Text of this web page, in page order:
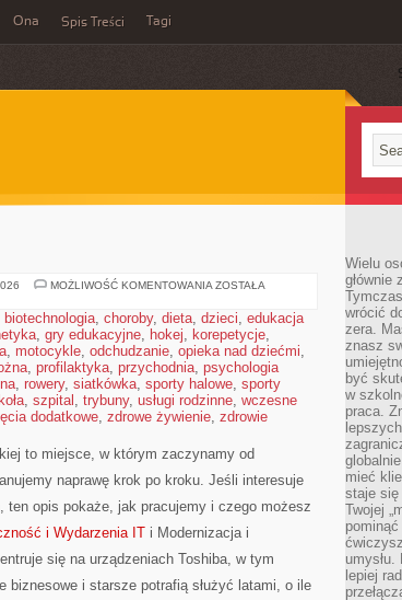
Ona Spis Treści Tagi
MOŻLIWOŚĆ KOMENTOWANIA SERWIS
ZOSTAŁA
biotechnologia, choroby, dieta, dzieci, edukacja
, gry edukacyjne, hokej, korepetycje,
, motocykle, odchudzanie, opieka nad dziećmi,
, profilaktyka, przychodnia, psychologia
, rowery, siatkówka, sporty halowe, sporty
, szpital , trybuny, usługi rodzinne, wczesne
dodatkowe, zdrowe żywienie, zdrowie
to miejsce, w którym zaczynamy od
naprawę krok po kroku. Jeśli interesuje
ten opis pokaże, jak pracujemy i czego możesz
i Wydarzenia IT i Modernizacja i
się na urządzeniach Toshiba, w tym
biznesowe i starsze potrafią służyć latami, o ile
Wielu
głównie
wrócić
zera.
znasz
być
w
praca.
mieć
staje się
Twojej
lepiej